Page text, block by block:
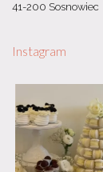
41-200 Sosnowiec
Instagram